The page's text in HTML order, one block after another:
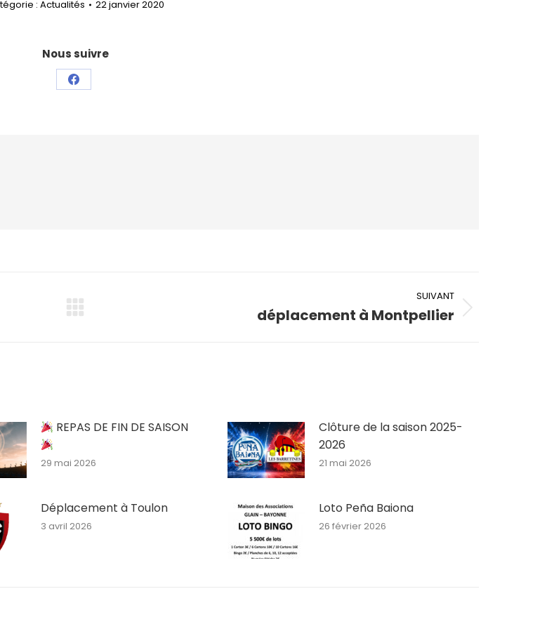
: Actualités 22 janvier 2020
Nous suivre
Partager
SUIVANT
déplacement à Montpellier
REPAS DE FIN DE SAISON
29 mai 2026
Clôture de la saison 2025-
2026
21 mai 2026
Déplacement à Toulon
3 avril 2026
Loto Peña Baiona
26 février 2026